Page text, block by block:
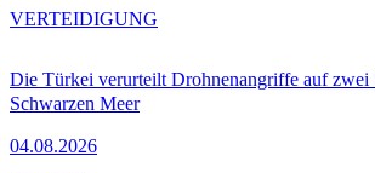
Die Türkei verurteilt Drohnenangriffe auf zwei
Schwarzen Meer
04.08.2026
VERTEIDIGUNG